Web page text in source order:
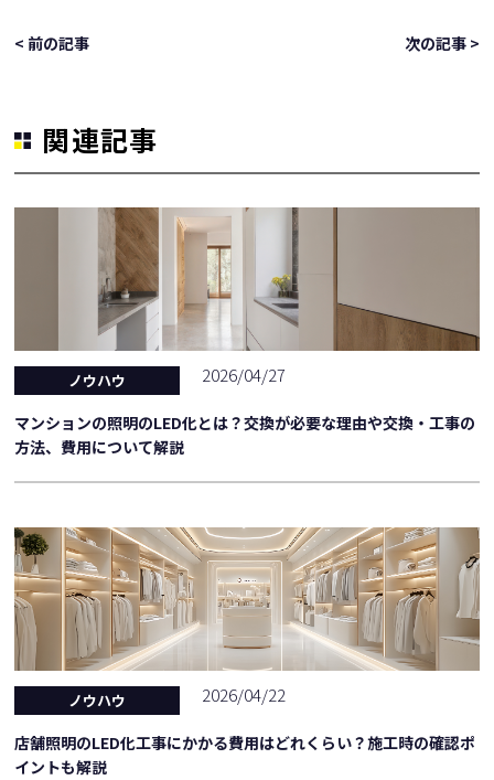
< 前の記事 次の記事 >
関連記事
ノウハウ 2026/04/27
マンションの照明のLED化とは？交換が必要な理由や交換・工事の
方法、費用について解説
ノウハウ 2026/04/22
店舗照明のLED化工事にかかる費用はどれくらい？施工時の確認ポ
イントも解説